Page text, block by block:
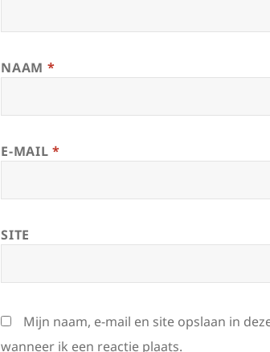
NAAM *
E-MAIL *
SITE
Mijn naam, e-mail en site opslaan in
wanneer ik een reactie plaats.